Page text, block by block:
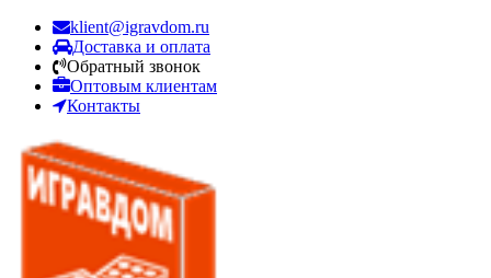
klient@igravdom.ru
Доставка и оплата
Обратный звонок
Оптовым клиентам
Контакты